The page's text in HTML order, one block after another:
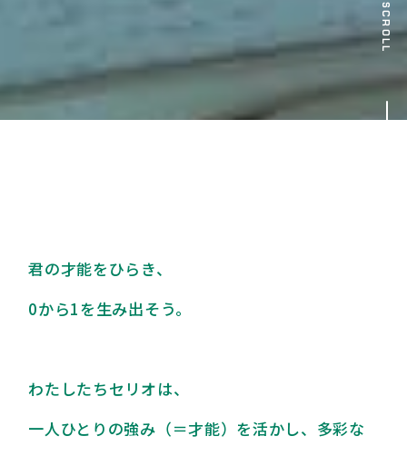
SCROLL
君の才能をひら き、
0から1を生み出そう。
わた したちセ リ オは、
一人ひと り の強み （＝才能） を活かし、 多彩な